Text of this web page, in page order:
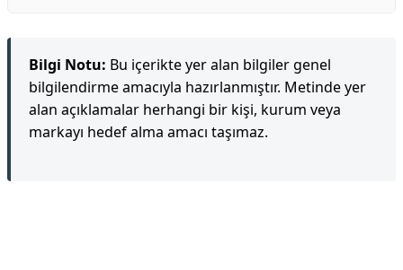
Bilgi Notu: Bu içerikte yer alan bilgiler genel
bilgilendirme amacıyla hazırlanmıştır. Metinde yer
alan açıklamalar herhangi bir kişi, kurum veya
markayı hedef alma amacı taşımaz.